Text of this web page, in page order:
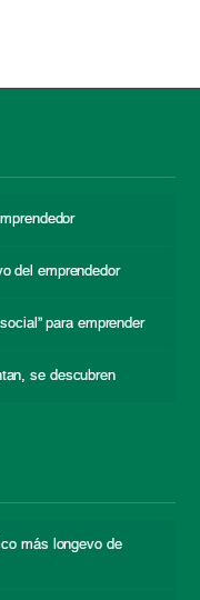
del emprendedor
para emprender
se descubren
más longevo de